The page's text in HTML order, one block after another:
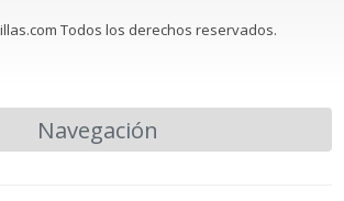
Todos los derechos reservados.
Navegación